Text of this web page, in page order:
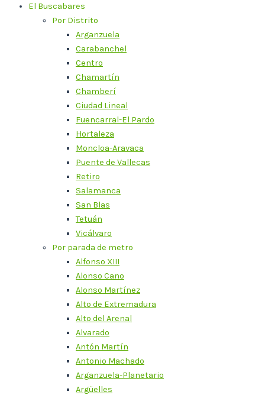
El Buscabares
Por Distrito
Arganzuela
Carabanchel
Centro
Chamartín
Chamberí
Ciudad Lineal
Fuencarral-El Pardo
Hortaleza
Moncloa-Aravaca
Puente de Vallecas
Retiro
Salamanca
San Blas
Tetuán
Vicálvaro
Por parada de metro
Alfonso XIII
Alonso Cano
Alonso Martínez
Alto de Extremadura
Alto del Arenal
Alvarado
Antón Martín
Antonio Machado
Arganzuela-Planetario
Argüelles